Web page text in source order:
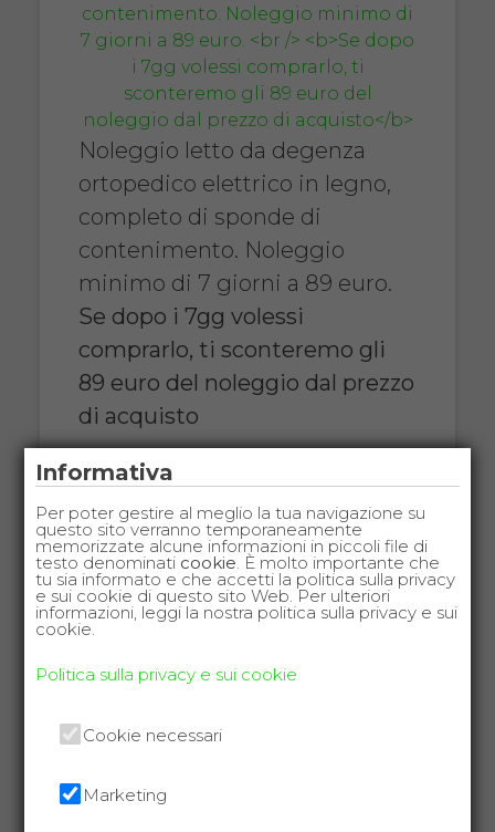
Noleggio letto da degenza
ortopedico elettrico in legno,
completo di sponde di
contenimento. Noleggio
minimo di 7 giorni a 89 euro.
Se dopo i 7gg volessi
comprarlo, ti sconteremo gli
89 euro del noleggio dal prezzo
di acquisto
COSTO NOLEGGIO
da 89,00€
SCHEDA COMPLETA
Noleggio Letto da
due manovelle +
Informativa
Per poter gestire al meglio la tua navigazione su
questo sito verranno temporaneamente
memorizzate alcune informazioni in piccoli file di
testo denominati cookie. È molto importante che
tu sia informato e che accetti la politica sulla privacy
e sui cookie di questo sito Web. Per ulteriori
informazioni, leggi la nostra politica sulla privacy e sui
cookie.
Politica sulla privacy e sui cookie
Cookie necessari
Marketing